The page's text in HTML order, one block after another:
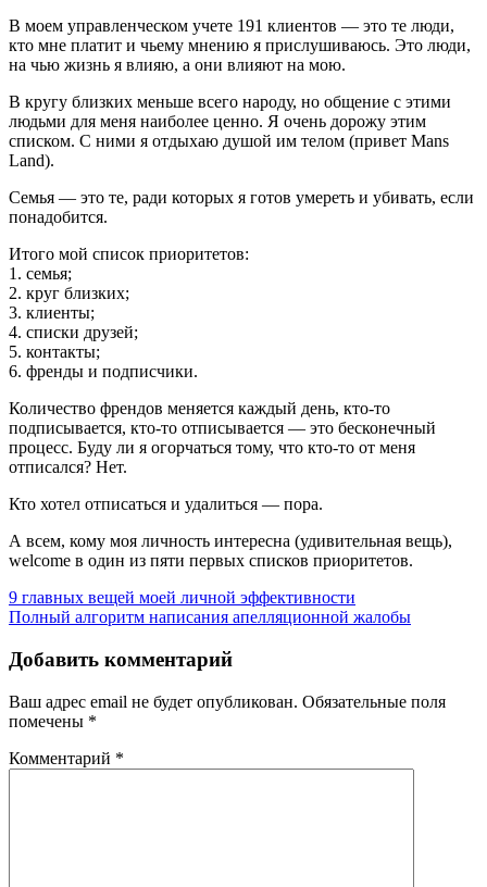
В моем управленческом учете 191 клиентов — это те люди,
кто мне платит и чьему мнению я прислушиваюсь. Это люди,
на чью жизнь я влияю, а они влияют на мою.
В кругу близких меньше всего народу, но общение с этими
людьми для меня наиболее ценно. Я очень дорожу этим
списком. С ними я отдыхаю душой им телом (привет Mans
Land).
Семья — это те, ради которых я готов умереть и убивать, если
понадобится.
Итого мой список приоритетов:
1. семья;
2. круг близких;
3. клиенты;
4. списки друзей;
5. контакты;
6. френды и подписчики.
Количество френдов меняется каждый день, кто-то
подписывается, кто-то отписывается — это бесконечный
процесс. Буду ли я огорчаться тому, что кто-то от меня
отписался? Нет.
Кто хотел отписаться и удалиться — пора.
А всем, кому моя личность интересна (удивительная вещь),
welcome в один из пяти первых списков приоритетов.
Навигация
по
записям
9 главных вещей моей личной эффективности
Полный алгоритм написания апелляционной жалобы
Добавить комментарий
Ваш адрес email не будет опубликован. Обязательные поля
помечены *
Комментарий *